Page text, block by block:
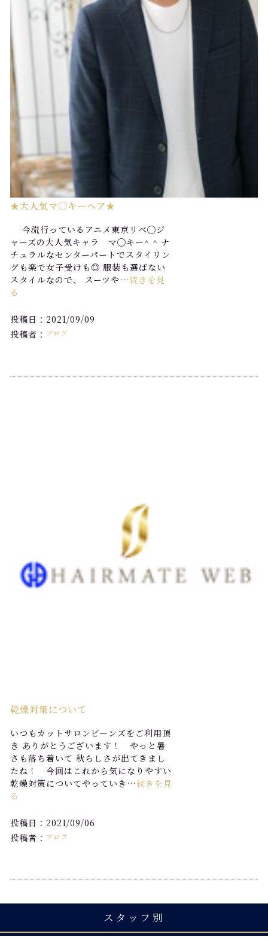
★大人気マ○キーヘア★
今流行っているアニメ東京リベ◯ジ
ャーズの大人気キャラ マ◯キー^ ^ ナ
チュラルなセンターパートでスタイリン
グも楽で女子受けも◎ 服装も選ばない
スタイルなので、 スーツや… 続きを見
る
投稿日：2021/09/09
投稿者： ブログ
乾燥対策について
いつもカットサロンビーンズをご利用頂
き ありがとうございます！ やっと暑
さも落ち着いて 秋らしさが出てきまし
たね！ 今回はこれから気になりやすい
乾燥対策についてやっていき… 続きを見
る
投稿日：2021/09/06
投稿者： ブログ
スタッフ別